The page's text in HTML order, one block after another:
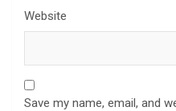
Website
Save my name, email, and